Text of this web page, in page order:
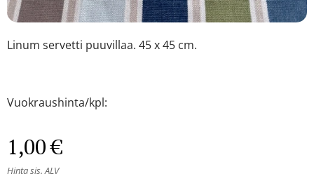
Linum servetti puuvillaa. 45 x 45 cm.
Vuokraushinta/kpl:
1,00€
Hinta sis. ALV